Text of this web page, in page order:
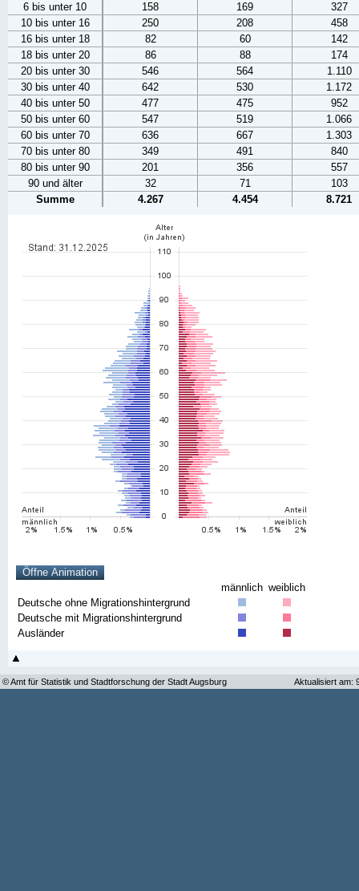
6 bis unter 10
158 169
327
10 bis unter 16
250 208
458
16 bis unter 18
82 60
142
18 bis unter 20
86 88
174
20 bis unter 30
546 564
1.110
30 bis unter 40
642 530
1.172
40 bis unter 50
477 475
952
50 bis unter 60
547 519
1.066
60 bis unter 70
636 667
1.303
70 bis unter 80
349 491
840
80 bis unter 90
201 356
557
90 und älter
32 71
103
Summe
4.267 4.454 8.721
männlich weiblich
Deutsche ohne Migrationshintergrund
Deutsche mit Migrationshintergrund
Ausländer
© Amt für Statistik und Stadtforschung der Stadt Augsburg Aktualisiert am: